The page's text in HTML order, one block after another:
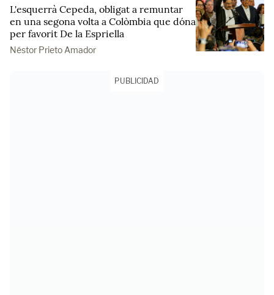
L'esquerrà Cepeda, obligat a remuntar
en una segona volta a Colòmbia que dóna
per favorit De la Espriella
Néstor Prieto Amador
PUBLICIDAD